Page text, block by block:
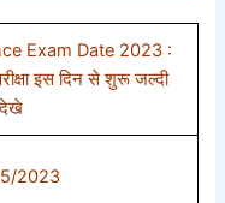
Exam Date 2023 :
इस दिन से शुरू जल्दी
देखे
2023